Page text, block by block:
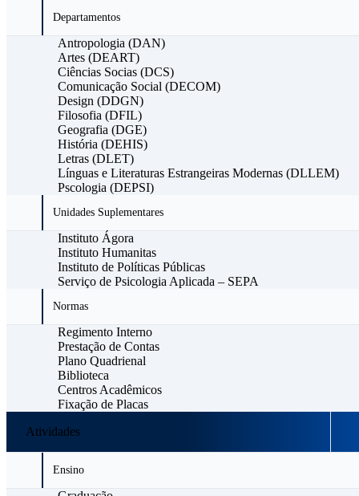
Departamentos
Antropologia (DAN)
Artes (DEART)
Ciências Socias (DCS)
Comunicação Social (DECOM)
Design (DDGN)
Filosofia (DFIL)
Geografia (DGE)
História (DEHIS)
Letras (DLET)
Línguas e Literaturas Estrangeiras Modernas (DLLEM)
Pscologia (DEPSI)
Unidades Suplementares
Instituto Ágora
Instituto Humanitas
Instituto de Políticas Públicas
Serviço de Psicologia Aplicada – SEPA
Normas
Regimento Interno
Prestação de Contas
Plano Quadrienal
Biblioteca
Centros Acadêmicos
Fixação de Placas
Atividades
Ensino